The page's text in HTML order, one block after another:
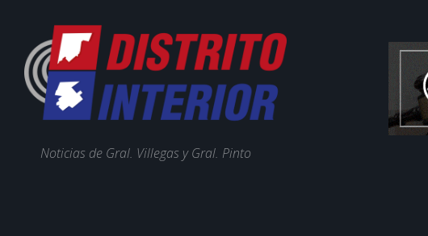
Noticias de Gral. Villegas y Gral. Pinto